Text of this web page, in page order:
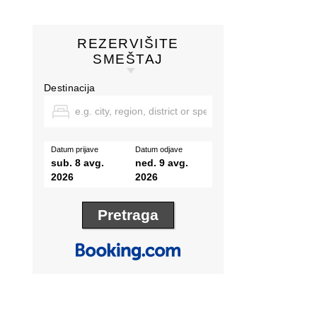
REZERVIŠITE
SMEŠTAJ
Destinacija
Datum prijave
sub. 8 avg.
2026
Datum odjave
ned. 9 avg.
2026